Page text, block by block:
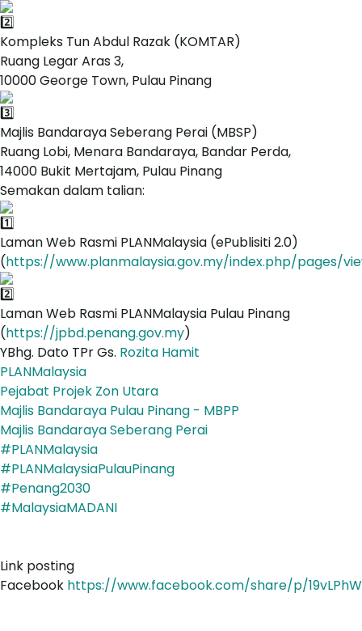
Kompleks Tun Abdul Razak (KOMTAR)
Ruang Legar Aras 3,
10000 George Town, Pulau Pinang
Majlis Bandaraya Seberang Perai (MBSP)
Ruang Lobi, Menara Bandaraya, Bandar Perda,
14000 Bukit Mertajam, Pulau Pinang
Semakan dalam talian:
Laman Web Rasmi PLANMalaysia (ePublisiti 2.0)
(https://www.planmalaysia.gov.my/index.php/pages/
Laman Web Rasmi PLANMalaysia Pulau Pinang
(https://jpbd.penang.gov.my)
YBhg. Dato TPr Gs. Rozita Hamit
PLANMalaysia
Pejabat Projek Zon Utara
Majlis Bandaraya Pulau Pinang - MBPP
Majlis Bandaraya Seberang Perai
#PLANMalaysia
#PLANMalaysiaPulauPinang
#Penang2030
#MalaysiaMADANI
Link posting
Facebook https://www.facebook.com/share/p/